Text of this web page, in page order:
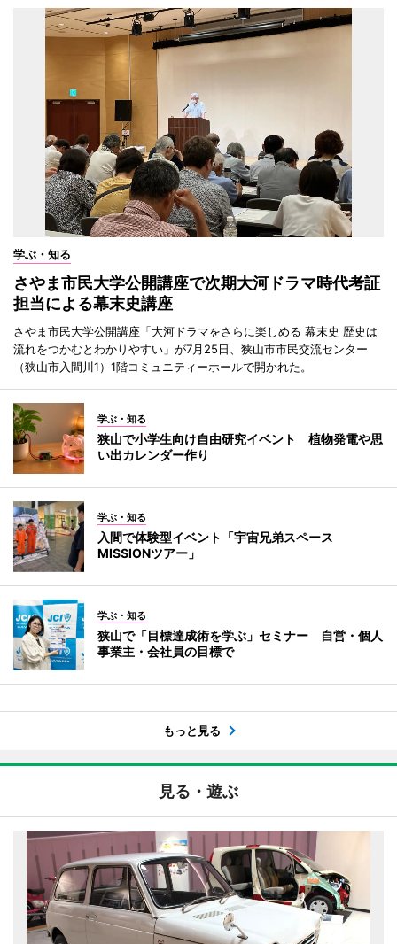
学ぶ・知る
さやま市民大学公開講座で次期大河ドラマ時代考証
担当による幕末史講座
さやま市民大学公開講座「大河ドラマをさらに楽しめる 幕末史 歴史は
流れをつかむとわかりやすい」が7月25日、狭山市市民交流センター
（狭山市入間川1）1階コミュニティーホールで開かれた。
学ぶ・知る
狭山で小学生向け自由研究イベント 植物発電や思
い出カレンダー作り
学ぶ・知る
入間で体験型イベント「宇宙兄弟スペース
MISSIONツアー」
学ぶ・知る
狭山で「目標達成術を学ぶ」セミナー 自営・個人
事業主・会社員の目標で
もっと見る
見る・遊ぶ